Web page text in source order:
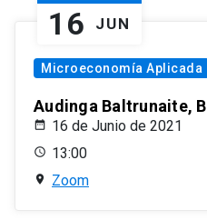
16 JUN
Microeconomía Aplicada
Audinga Baltrunaite,
16 de Junio de 2021
13:00
Zoom